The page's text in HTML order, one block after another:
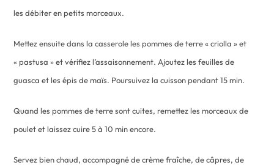
les débiter en petits morceaux.
Mettez ensuite dans la casserole les pommes de terre « criolla » et
« pastusa » et vérifiez l’assaisonnement. Ajoutez les feuilles de
guasca et les épis de maïs. Poursuivez la cuisson pendant 15 min.
Quand les pommes de terre sont cuites, remettez les morceaux de
poulet et laissez cuire 5 à 10 min encore.
Servez bien chaud, accompagné de crème fraîche, de câpres, de